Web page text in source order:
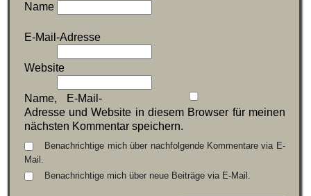
Name
E-Mail-Adresse
Website
Name, E-Mail-
Adresse und Website in diesem Browser für meinen
nächsten Kommentar speichern.
Benachrichtige mich über nachfolgende Kommentare via E-
Mail.
Benachrichtige mich über neue Beiträge via E-Mail.